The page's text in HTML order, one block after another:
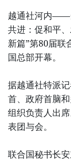
越通社河内——
共进：促和平
新篇”第80届联
国总部开幕。
据越通社特派
首、政府首脑
组织负责人出
表团与会。
联合国秘书长